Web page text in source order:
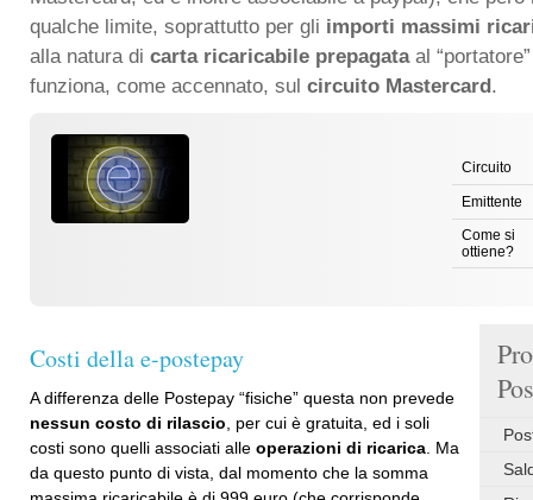
qualche limite, soprattutto per gli importi massimi
alla natura di carta ricaricabile prepagataal
funziona, come accennato, sul circuito Mastercard.
Circuito
Emittente
Come si
ottiene?
Costi della e-postepay
A differenza delle Postepay “fisiche” questa non prevede
nessun costo di rilascio , per cui è gratuita, ed i soli
costi sono quelli associati alle operazioni di ricarica . Ma
da questo punto di vista, dal momento che la somma